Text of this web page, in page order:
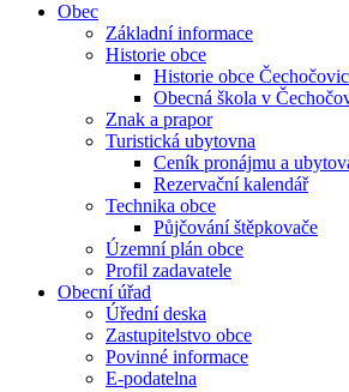
Obec
Základní informace
Historie obce
Historie obce
Obecná škola v
Znak a prapor
Turistická ubytovna
Ceník pronájmu a
Rezervační kalendář
Technika obce
Půjčování štěpkovače
Územní plán obce
Profil zadavatele
Obecní úřad
Úřední deska
Zastupitelstvo obce
Povinné informace
E-podatelna